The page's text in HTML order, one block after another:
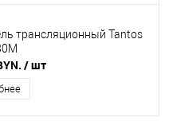
трансляционный Tantos
/ шт